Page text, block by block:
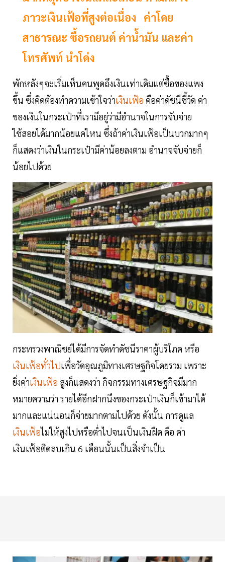
ภาวะเงินเฟ้อที่สูงต่อเนื่อง ค่าโดย
สาธารณะ ซื้อรถยนต์ ค่าน้ำมัน และค่า
โทรศัพท์ นำโด่ง
พักหลังๆจะเริ่มเห็นคนพูดถึงเงินเท่าเดิมแต่ซื้อของแพง
ขึ้น ซึ่งคิดต้องทำความเข้าใจว่าเงินเฟ้อ คือค่าดัชนีชี้วัด ค่า
ของเงินในกระเป๋าที่เรามีอยู่ว่ามีอำนาจในการจับจ่าย
ใช้สอยได้มากน้อยแค่ไหน ซึ่งถ้าค่าเงินเฟ้อเป็นบวกมากๆ
ก็แสดงว่าเงินในกระเป๋ามีค่าน้อยลงตาม อำนาจจับจ่ายก็
น้อยไปด้วย
กระทรวงพาณิชย์ได้มีการจัดทำดัชนีราคาผู้บริโภค หรือ
เงินเฟ้อทั่วไปเพื่อวัดอุณภูมิทางเศรษฐกิจโดยรวม เพราะ
ยิ่งค่าเงินเฟ้อ สูงก็แสดงว่า กิจกรรมทางเศรษฐกิจมีมาก
หมายความว่า รายได้อีกฝากนึงของกระเป๋าเงินก็เข้ามาได้
มากและแน่นอนก็จ่ายมากตามไปด้วย ดังนั้น การดูแล
เงินเฟ้อไม่ให้สูงไปหรือต่ำไปจนเป็นเงินฝืด คือ ค่า
เงินเฟ้อติดลบเกิน 6 เดือนนั้นเป็นสิ่งจำเป็น